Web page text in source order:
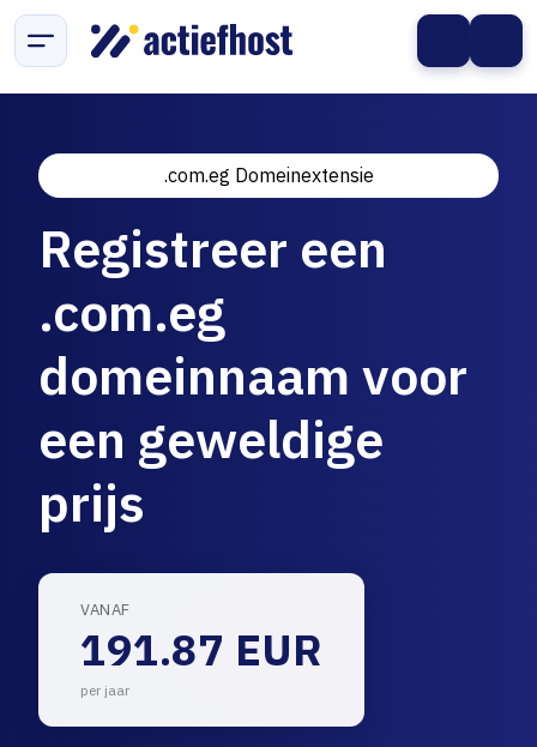
.com.eg Domeinextensie
Registreer een
.com.eg
domeinnaam voor
een geweldige
prijs
VANAF
191.87 EUR
per jaar